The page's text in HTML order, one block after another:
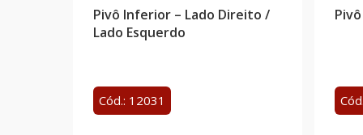
Pivô Inferior – Lado Direito /
Lado Esquerdo
Cód.: 12031